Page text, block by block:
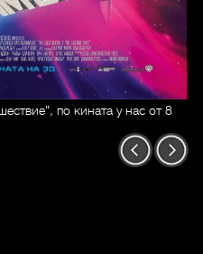
по кината у нас от 8